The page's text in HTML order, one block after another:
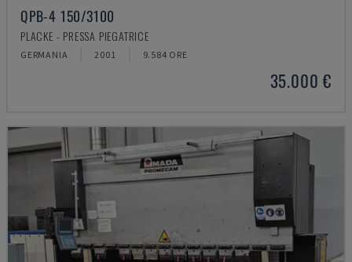
QPB-4 150/3100
PLACKE - PRESSA PIEGATRICE
GERMANIA 2001 9.584 ORE
35.000 €